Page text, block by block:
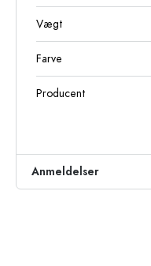
Vægt
Farve
Producent
Anmeldelser